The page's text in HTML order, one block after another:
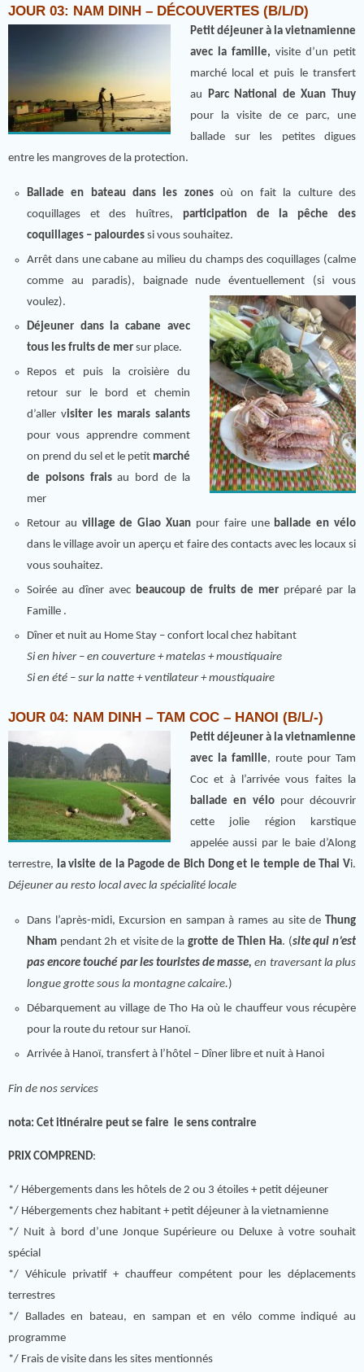
JOUR 03: NAM DINH – DÉCOUVERTES (B/L/D)
Petit déjeuner à la vietnamienne
avec la famille, visite d’un petit
marché local et puis le transfert
au
Parc National de Xuan Thuy
pour la visite de ce parc, une
ballade sur les petites digues
entre les mangroves de la protection.
Ballade en bateau dans les zonesoù on fait la culture des
coquillages et des huîtres, participation de la pêche des
coquillages – palourdessi vous souhaitez.
Arrêt dans une cabane au milieu du champs des coquillages (calme
comme au paradis), baignade nude éventuellement (si vous
voulez).
Déjeuner dans la cabane avec
tous les fruits de mer sur place.
Repos et puis la croisière du
retour sur le bord et chemin
d’aller visiter les marais salants
pour vous apprendre comment
on prend du sel et le petit marché
de poisons fraisau bord de la
mer
Retour au village de Giao Xuan pour faire une ballade en vélo
dans le village avoir un aperçu et faire des contacts avec les locaux si
vous souhaitez.
Soirée au dîner avec beaucoup de fruits de merpréparé par la
Famille .
Dîner et nuit au Home Stay – confort local chez habitant
Si en hiver – en couverture + matelas + moustiquaire
Si en été – sur la natte + ventilateur + moustiquaire
JOUR 04: NAM DINH – TAM COC – HANOI (B/L/-)
Petit déjeuner à la vietnamienne
avec la famille, route pour Tam
Coc et à l’arrivée vous faites la
ballade en vélo pour découvrir
cette jolie région karstique
appelée aussi par le baie d’Along
terrestre, la visite de la Pagode de Bich Dong et le temple de Thai Vi.
Déjeuner au resto local avec la spécialité locale
Dans l’après-midi, Excursion en sampan à rames au site de Thung
Nhampendant 2h et visite de la grotte de Thien Ha. (site qui n’est
pas encore touché par les touristes de masse, en traversant la plus
longue grotte sous la montagne calcaire.)
Débarquement au village de Tho Ha où le chauffeur vous récupère
pour la route du retour sur Hanoï.
Arrivée à Hanoï, transfert à l’hôtel – Dîner libre et nuit à Hanoi
Fin de nos services
nota: Cet itinéraire peut se faire le sens contraire
PRIX COMPREND:
*/ Hébergements dans les hôtels de 2 ou 3 étoiles + petit déjeuner
*/ Hébergements chez habitant + petit déjeuner à la vietnamienne
*/ Nuit à bord d’une Jonque Supérieure ou Deluxe à votre souhait
spécial
*/ Véhicule privatif + chauffeur compétent pour les déplacements
terrestres
*/ Ballades en bateau, en sampan et en vélo comme indiqué au
programme
*/ Frais de visite dans les sites mentionnés